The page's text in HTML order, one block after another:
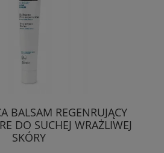
BALSAM REGENRUJĄCY
DO SUCHEJ WRAŻLIWEJ
SKÓRY